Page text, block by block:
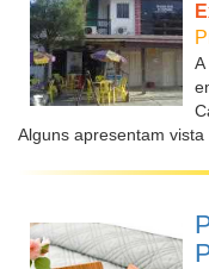
A
Alguns apresentam vista